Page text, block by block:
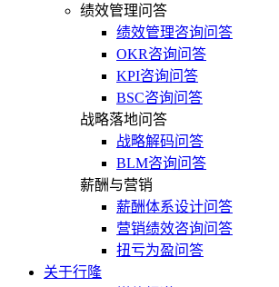
绩效管理问答
绩效管理咨询问答
OKR咨询问答
KPI咨询问答
BSC咨询问答
战略落地问答
战略解码问答
BLM咨询问答
薪酬与营销
薪酬体系设计问答
营销绩效咨询问答
扭亏为盈问答
关于行隆